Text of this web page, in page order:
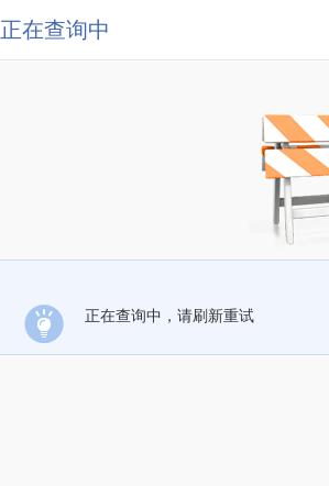
正在查询中
正在查询中，请刷新重试